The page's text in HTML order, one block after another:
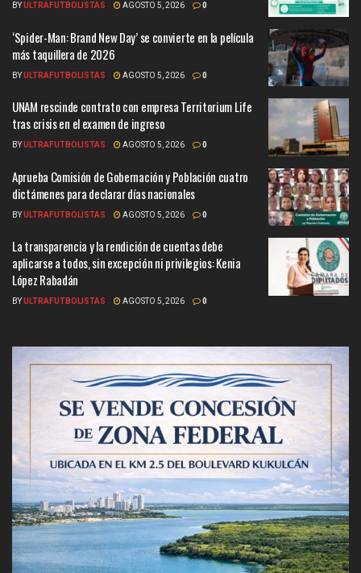
BYULTRAFUTBOLISTAS AGOSTO 5, 2026 0
‘Spider-Man: Brand New Day’ se convierte en la película
más taquillera de 2026
BYULTRAFUTBOLISTAS AGOSTO 5, 2026 0
UNAM rescinde contrato con empresa Territorium Life
tras crisis en el examen de ingreso
BYULTRAFUTBOLISTAS AGOSTO 5, 2026 0
Aprueba Comisión de Gobernación y Población cuatro
dictámenes para declarar días nacionales
BYULTRAFUTBOLISTAS AGOSTO 5, 2026 0
La transparencia y la rendición de cuentas debe
aplicarse a todos, sin excepción ni privilegios: Kenia
López Rabadán
BYULTRAFUTBOLISTAS AGOSTO 5, 2026 0